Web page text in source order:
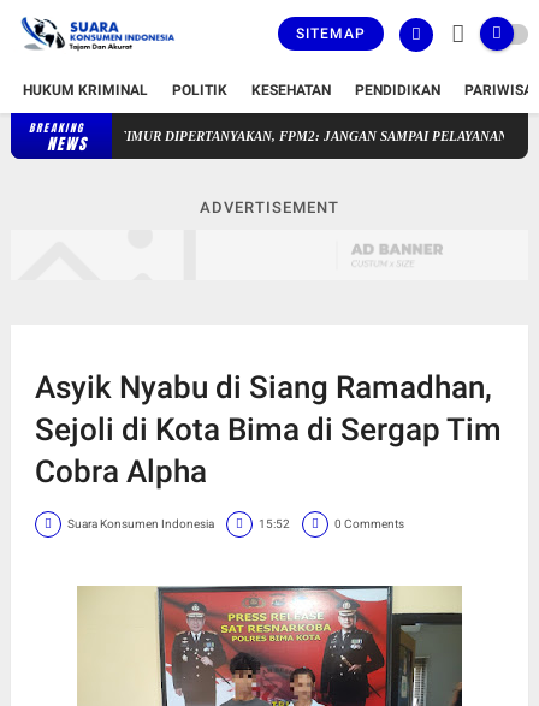
SITEMAP
HUKUM KRIMINAL POLITIK KESEHATAN PENDIDIKAN
BREAKING
NEWS
SAKRA TIMUR DIPERTANYAKAN, FPM2: JANGAN SAMPAI PELAYANAN PUBLIK
ADVERTISEMENT
Asyik Nyabu di Siang Ramadhan,
Sejoli di Kota Bima di Sergap Tim
Cobra Alpha
Suara Konsumen Indonesia 15:52 0 Comments